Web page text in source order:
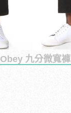
Obey 九分微寬褲